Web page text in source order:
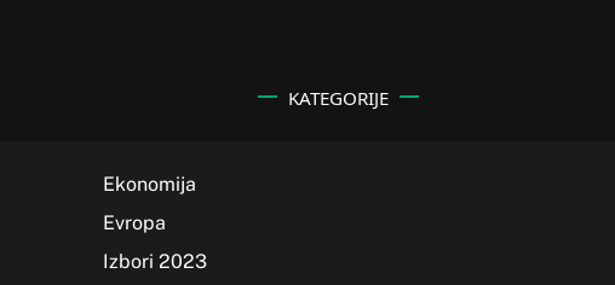
KATEGORIJE
Ekonomija
Evropa
Izbori 2023